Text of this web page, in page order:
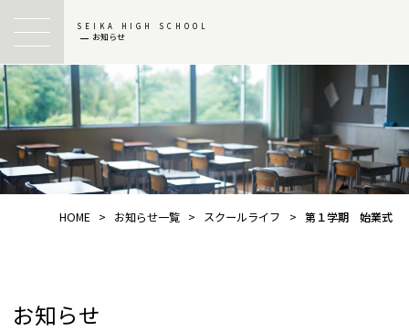
SEIKA HIGH SCHOOL
お知らせ
HOME > お知らせ一覧 > スクールライフ > 第１学期 始業式
お知らせ